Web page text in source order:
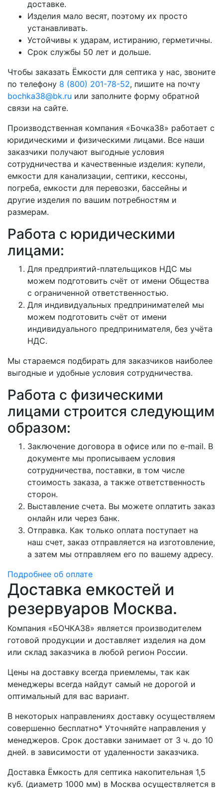
доставке.
Изделия мало весят, поэтому их просто
устанавливать.
Устойчивы к ударам, истиранию, герметичны.
Срок службы 50 лет и дольше.
Чтобы заказать Ёмкости для септика у нас, звоните
по телефону 8 (800) 201-78-52, пишите на почту
bochka38@bk.ru или заполните форму обратной
связи на сайте.
Производственная компания «Бочка38» работает с
юридическими и физическими лицами. Все наши
заказчики получают выгодные условия
сотрудничества и качественные изделия: купели,
емкости для канализации, септики, кессоны,
погреба, емкости для перевозки, бассейны и
другие изделия по вашим потребностям и
размерам.
Работа с юридическими
лицами:
Для предприятий-плательщиков НДС мы
можем подготовить счёт от имени Общества
с ограниченной ответственностью.
Для индивидуальных предпринимателей мы
можем подготовить счёт от имени
индивидуального предпринимателя, без учёта
НДС.
Мы стараемся подбирать для заказчиков наиболее
выгодные и удобные условия сотрудничества.
Работа с физическими
лицами строится следующим
образом:
Заключение договора в офисе или по e-mail. В
документе мы прописываем условия
сотрудничества, поставки, в том числе
стоимость заказа, а также ответственность
сторон.
Выставление счета. Вы можете оплатить заказ
онлайн или через банк.
Отправка. Как только оплата поступает на
наш счет, заказ отправляется на изготовление,
а затем мы отправляем его по вашему адресу.
Подробнее об оплате
Доставка емкостей и
резервуаров Москва.
Компания «БОЧКА38» является производителем
готовой продукции и доставляет изделия на дом
или склад заказчика в любой регион России.
Цены на доставку всегда приемлемы, так как
менеджеры всегда найдут самый не дорогой и
оптимальный для вас вариант.
В некоторых направлениях доставку осуществляем
совершенно бесплатно* Уточняйте направления у
менеджеров. Срок доставки занимает от 3 ч. до 10
дней. в зависимости от удаленности заказчика.
Доставка Ёмкость для септика накопительная 1,5
куб. (диаметр 1000 мм) в Москва осуществляется в